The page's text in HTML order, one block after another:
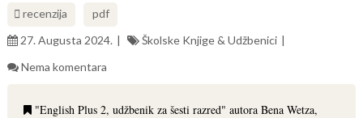
recenzija
pdf
27. Augusta 2024.
Školske Knjige & Udžbenici
Nema komentara
"English Plus 2, udžbenik za šesti razred" autora Bena Wetza,